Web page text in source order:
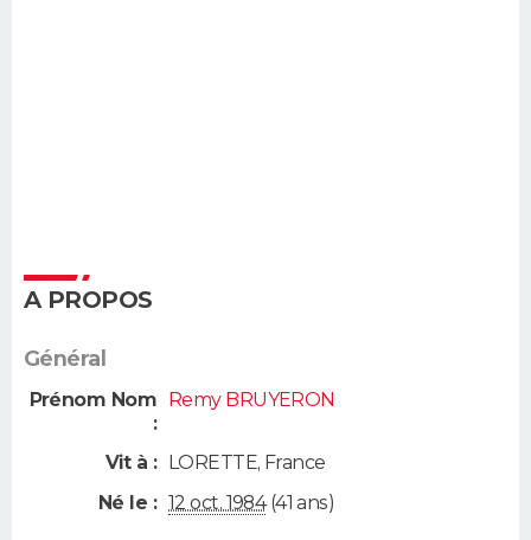
A PROPOS
Général
Prénom Nom
:
Remy BRUYERON
Vit à : LORETTE, France
Né le : 12 oct. 1984(41 ans)